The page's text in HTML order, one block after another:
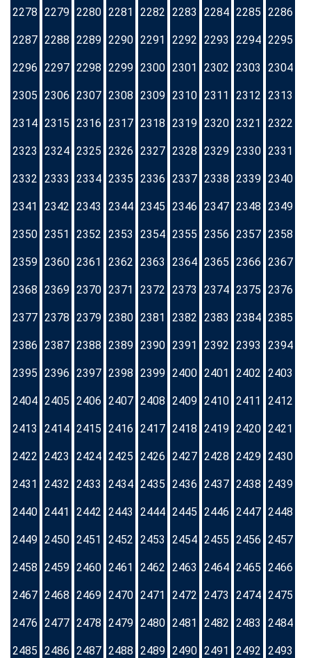
2278 2279 2280 2281 2282 2283 2284 2285 2286
2287 2288 2289 2290 2291 2292 2293 2294 2295
2296 2297 2298 2299 2300 2301 2302 2303 2304
2305 2306 2307 2308 2309 2310 2311 2312 2313
2314 2315 2316 2317 2318 2319 2320 2321 2322
2323 2324 2325 2326 2327 2328 2329 2330 2331
2332 2333 2334 2335 2336 2337 2338 2339 2340
2341 2342 2343 2344 2345 2346 2347 2348 2349
2350 2351 2352 2353 2354 2355 2356 2357 2358
2359 2360 2361 2362 2363 2364 2365 2366 2367
2368 2369 2370 2371 2372 2373 2374 2375 2376
2377 2378 2379 2380 2381 2382 2383 2384 2385
2386 2387 2388 2389 2390 2391 2392 2393 2394
2395 2396 2397 2398 2399 2400 2401 2402 2403
2404 2405 2406 2407 2408 2409 2410 2411 2412
2413 2414 2415 2416 2417 2418 2419 2420 2421
2422 2423 2424 2425 2426 2427 2428 2429 2430
2431 2432 2433 2434 2435 2436 2437 2438 2439
2440 2441 2442 2443 2444 2445 2446 2447 2448
2449 2450 2451 2452 2453 2454 2455 2456 2457
2458 2459 2460 2461 2462 2463 2464 2465 2466
2467 2468 2469 2470 2471 2472 2473 2474 2475
2476 2477 2478 2479 2480 2481 2482 2483 2484
2485 2486 2487 2488 2489 2490 2491 2492 2493